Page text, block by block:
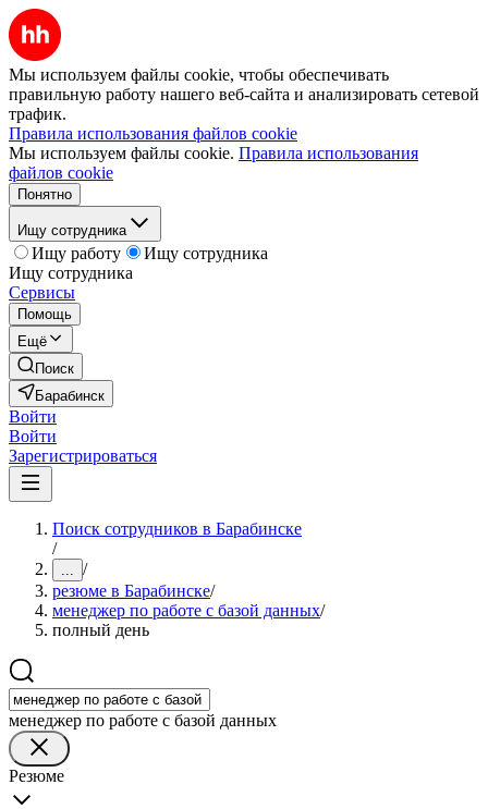
Мы используем файлы cookie, чтобы обеспечивать
правильную работу нашего веб-сайта и анализировать сетевой
трафик.
Правила использования файлов cookie
Мы используем файлы cookie. Правила использования
файлов cookie
Понятно
Ищу сотрудника
Ищу работу
Ищу сотрудника
Ищу сотрудника
Сервисы
Помощь
Ещё
Поиск
Барабинск
Войти
Войти
Зарегистрироваться
Поиск сотрудников в Барабинске
/
... /
резюме в Барабинске/
менеджер по работе с базой данных/
полный день
менеджер по работе с базой данных
Резюме